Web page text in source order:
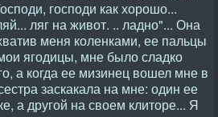
господи как хорошо...
ляг на живот. .. ладно"... Она
меня коленками, ее пальцы
ягодицы, мне было сладко
а когда ее мизинец вошел мне в
заскакала на мне: один ее
а другой на своем клиторе... Я